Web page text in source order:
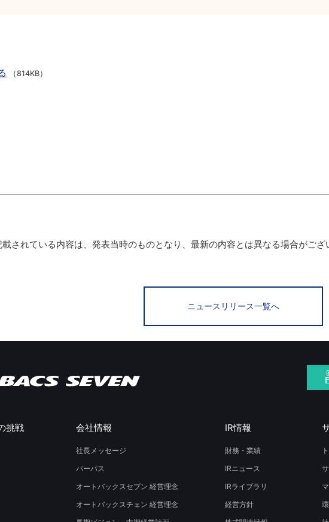
（814KB）
されている内容は、発表当時のものとなり、最新の内容とは異なる場合がござ
ニュースリリース一覧へ
挑戦 会社情報
社長メッセージ
パーパス
オートバックスセブン 経営理念
オートバックスチェン 経営理念
IR情報
財務・業績
IRニュース
IRライブラリ
経営方針